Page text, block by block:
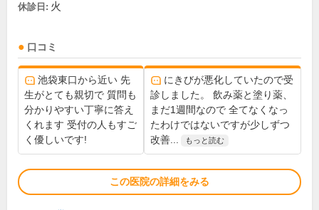
休診日: 火
口コミ
池袋東口から近い 先
生がとても親切で 質問も
分かりやすい丁寧に答え
くれます 受付の人もすご
く優しいです!
にきびが悪化していたので受
診しました。 飲み薬と塗り薬、
まだ1週間なので 全てなくなっ
たわけではないですが少しずつ
改善...
もっと読む
この医院の詳細をみる